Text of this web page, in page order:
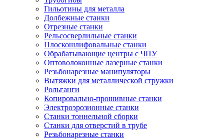
Гильотины для металла
Долбежные станки
Отрезные станки
Рельсосверлильные станки
Плоскошлифовальные станки
Обрабатывающие центры с ЧПУ
Оптоволоконные лазерные станки
Резьбонарезные манипуляторы
Вытяжки для металлической стружки
Рольганги
Копировально-прошивные станки
Электроэрозионные станки
Станки тоннельной сборки
Станки для отверстий в трубе
Резьбонарезные станки